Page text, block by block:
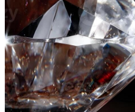
Vecteurs
Vidéos
Motion graphics
Images Éditoriales
Événements Éditoriaux